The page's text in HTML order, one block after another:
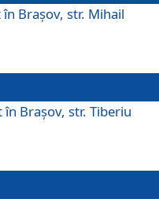
Braşov, str. Mihail
Braşov, str. Tiberiu